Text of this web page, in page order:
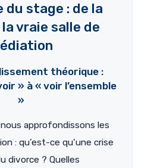
stage : de la
vraie salle de
théorique :
» à « voir l’ensemble
»
approfondissons les
: qu’est-ce qu’une crise
divorce ? Quelles